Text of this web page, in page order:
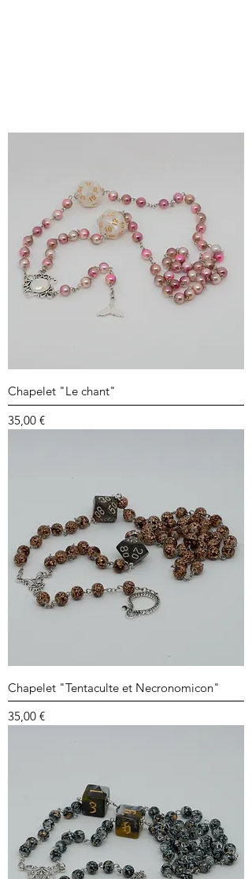
Chapelet "Le chant"
Prix
35,00 €
Chapelet "Tentaculte et Necronomicon"
Prix
35,00 €